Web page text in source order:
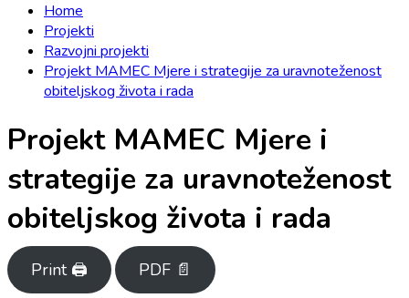
Home
Projekti
Razvojni projekti
Projekt MAMEC Mjere i strategije za uravnoteženost
obiteljskog života i rada
Projekt MAMEC Mjere i
strategije za uravnoteženost
obiteljskog života i rada
Print 🖨 PDF 📄